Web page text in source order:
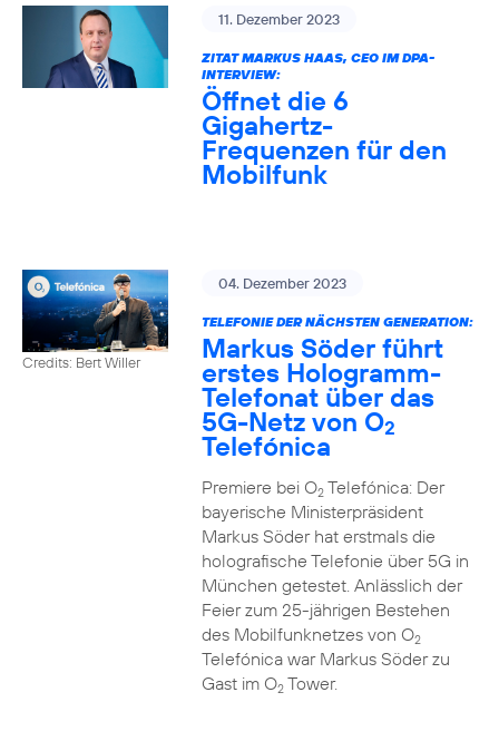
11. Dezember 2023
ZITAT MARKUS HAAS, CEO IM DPA-
INTERVIEW:
Öffnet die 6
Gigahertz-
Frequenzen für den
Mobilfunk
Credits: Bert Willer
04. Dezember 2023
TELEFONIE DER NÄCHSTEN GENERATION:
Markus Söder führt
erstes Hologramm-
Telefonat über das
5G-Netz von O2
Telefónica
Premiere bei O2Telefónica: Der
bayerische Ministerpräsident
Markus Söder hat erstmals die
holografische Telefonie über 5G in
München getestet. Anlässlich der
Feier zum 25-jährigen Bestehen
des Mobilfunknetzes von O2
Telefónica war Markus Söder zu
Gast im O2Tower.